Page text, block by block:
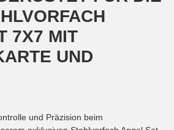
7X7 MIT
UND
und Präzision beim